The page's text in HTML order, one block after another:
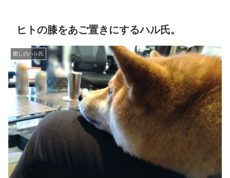
ヒトの膝をあご置きにするハル氏。
癒しのハル氏